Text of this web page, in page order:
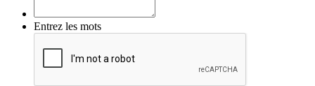
Entrez les mots